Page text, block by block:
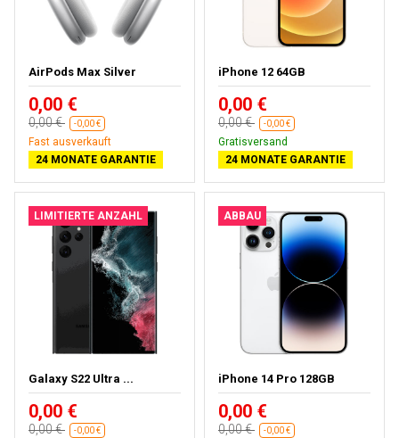
AirPods Max Silver
0,00 €
0,00 € -0,00 €
Fast ausverkauft
24 MONATE GARANTIE
iPhone 12 64GB
0,00 €
0,00 € -0,00 €
Gratisversand
24 MONATE GARANTIE
LIMITIERTE ANZAHL
Galaxy S22 Ultra ...
0,00 €
0,00 € -0,00 €
ABBAU
iPhone 14 Pro 128GB
0,00 €
0,00 € -0,00 €